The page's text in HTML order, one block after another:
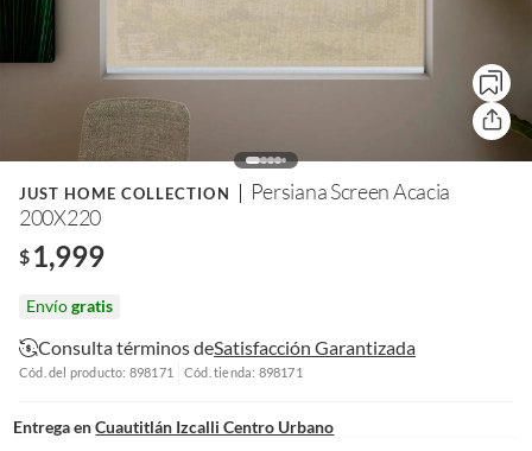
JUST HOME COLLECTION
Persiana Screen Acacia
200X220
$ 1,999
Envíogratis
Consulta términos deSatisfacción Garantizada
Cód. del producto: 898171 Cód. tienda: 898171
Entrega en Cuautitlán Izcalli Centro Urbano